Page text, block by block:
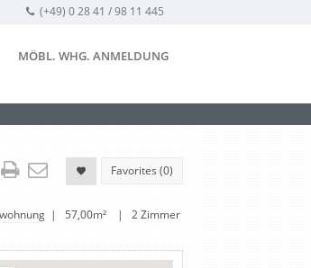
(+49) 0 28 41 / 98 11 445
MÖBL. WHG. ANMELDUNG
Favorites (0)
| 57,00m² | 2 Zimmer